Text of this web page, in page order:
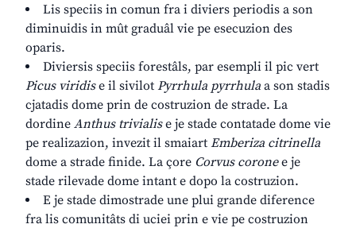
Lis speciis in comun fra i diviers periodis a son
diminuidis in mût graduâl vie pe esecuzion des
oparis.
Diviersis speciis forestâls, par esempli il pic vert
Picus viridise il sivilot Pyrrhula pyrrhula a son stadis
cjatadis dome prin de costruzion de strade. La
dordine Anthus trivialise je stade contatade dome vie
pe realizazion, invezit il smaiart Emberiza citrinella
dome a strade finide. La çore Corvus coronee je
stade rilevade dome intant e dopo la costruzion.
E je stade dimostrade une plui grande diference
fra lis comunitâts di uciei prin e vie pe costruzion